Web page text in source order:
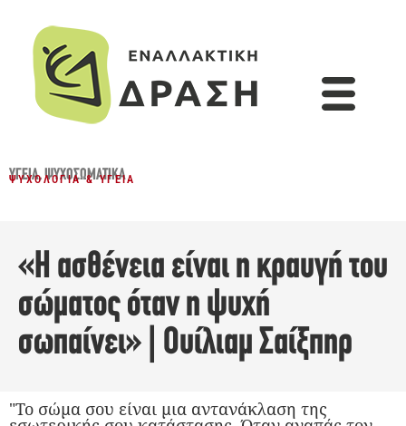
ΥΓΕΊΑ,ΨΥΧΟΣΩΜΑΤΙΚΆ
ΨΥΧΟΛΟΓΊΑ & ΥΓΕΊΑ
«Η ασθένεια είναι η κραυγή του
σώματος όταν η ψυχή
σωπαίνει» | Ουίλιαμ Σαίξπηρ
"Το σώμα σου είναι μια αντανάκλαση της